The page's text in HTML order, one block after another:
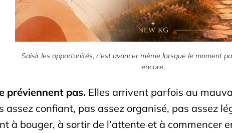
Saisir les opportunités, c’est avancer même lorsque le moment
encore.
préviennent pas. Elles arrivent parfois au
confiant, pas assez organisé, pas assez
à bouger, à sortir de l’attente et à commencer